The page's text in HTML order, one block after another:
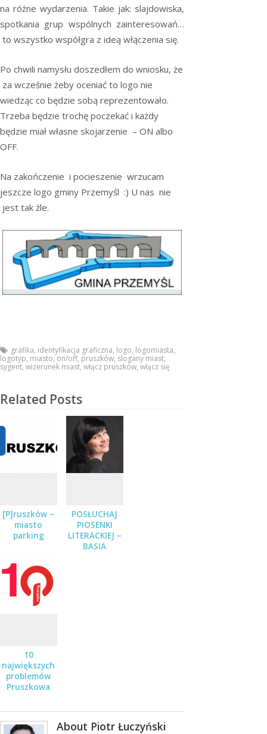
na różne wydarzenia. Takie jak: slajdowiska,
spotkania grup wspólnych zainteresowań…
to wszystko współgra z ideą włączenia się.
Po chwili namysłu doszedłem do wniosku, że
za wcześnie żeby oceniać to logo nie
wiedząc co będzie sobą reprezentowało.
Trzeba będzie trochę poczekać i każdy
będzie miał własne skojarzenie – ON albo
OFF.
Na zakończenie i pocieszenie wrzucam
jeszcze logo gminy Przemyśl :) U nas nie
jest tak źle.
grafika, identyfikacja graficzna, logo, logomiasta,
logotyp, miasto, on/off, pruszków, slogany miast,
sygent, wizerunek miast, włącz pruszków, włącz się
Related Posts
[P]ruszków –
miasto
parking
POSŁUCHAJ
PIOSENKI
LITERACKIEJ –
BASIA
10
największych
problemów
Pruszkowa
About Piotr Łuczyński